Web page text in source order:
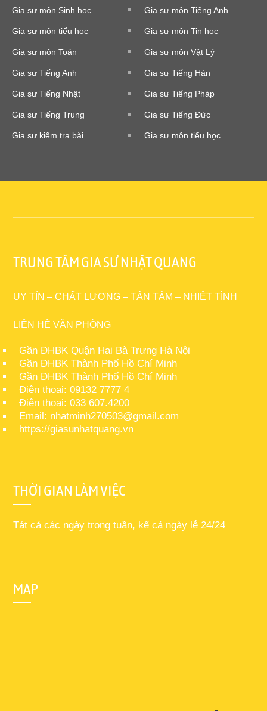
Gia sư môn Sinh học Gia sư môn Tiếng Anh
Gia sư môn tiểu học Gia sư môn Tin học
Gia sư môn Toán Gia sư môn Vật Lý
Gia sư Tiếng Anh Gia sư Tiếng Hàn
Gia sư Tiếng Nhật Gia sư Tiếng Pháp
Gia sư Tiếng Trung Gia sư Tiếng Đức
Gia sư kiểm tra bài Gia sư môn tiểu học
TRUNG TÂM GIA SƯ NHẬT QUANG
UY TÍN – CHẤT LƯỢNG – TẬN TÂM – NHIỆT TÌNH
LIÊN HỆ VĂN PHÒNG
Gần ĐHBK Quận Hai Bà Trưng Hà Nội
Gần ĐHBK Thành Phố Hồ Chí Minh
Gần ĐHBK Thành Phố Hồ Chí Minh
Điện thoại: 09132 7777 4
Điện thoại: 033 607.4200
Email: nhatminh270503@gmail.com
https://giasunhatquang.vn
THỜI GIAN LÀM VIỆC
Tát cả các ngày trong tuần, kể cả ngày lễ 24/24
MAP